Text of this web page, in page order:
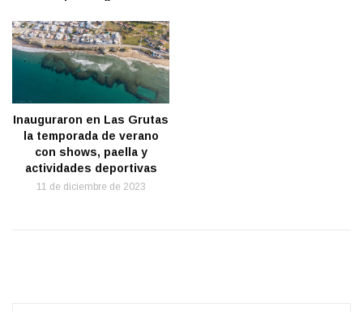
Inauguraron en Las Grutas
la temporada de verano
con shows, paella y
actividades deportivas
11 de diciembre de 2023